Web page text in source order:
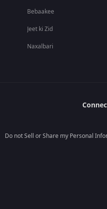
Bebaakee
Jeet ki Zid
Naxalbari
Do not Sell or Share my Personal